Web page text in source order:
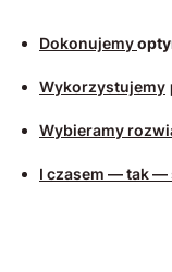
Dokonujemy
Wykorzystujemy
Wybieramy
I czasem — tak —